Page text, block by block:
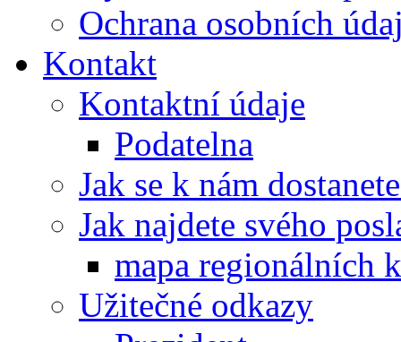
Ochrana osobních
Kontakt
Kontaktní údaje
Podatelna
Jak se k nám
Jak najdete svého
mapa regionálních
Užitečné odkazy